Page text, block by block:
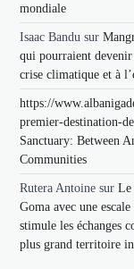
mondiale
Isaac Bandu sur
qui pourraient
crise climatique et à
https://
premier-destination-
Sanctuary: Between
Communities
Rutera Antoine surLe
Goma avec une
stimule les échanges
plus grand territoire